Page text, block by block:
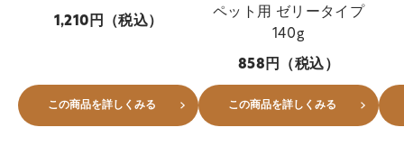
1,210円（税込）
この商品を詳しくみる
ペット用 ゼリータイプ
140g
858円（税込）
この商品を詳しくみる